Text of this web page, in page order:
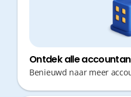
essentieel om uw bedrijf
laten groeien. In dit
betrouwbare opties toe.
Ontdek alle
Benieuwd naar meer